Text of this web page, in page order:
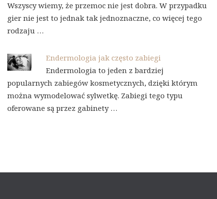
Wszyscy wiemy, że przemoc nie jest dobra. W przypadku
gier nie jest to jednak tak jednoznaczne, co więcej tego
rodzaju …
Endermologia jak często zabiegi
Endermologia to jeden z bardziej
popularnych zabiegów kosmetycznych, dzięki którym
można wymodelować sylwetkę. Zabiegi tego typu
oferowane są przez gabinety …